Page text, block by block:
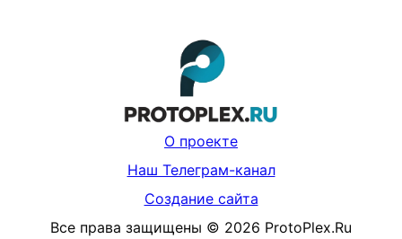
О проекте
Наш Телеграм-канал
Создание сайта
Все права защищены © 2026 ProtoPlex.Ru